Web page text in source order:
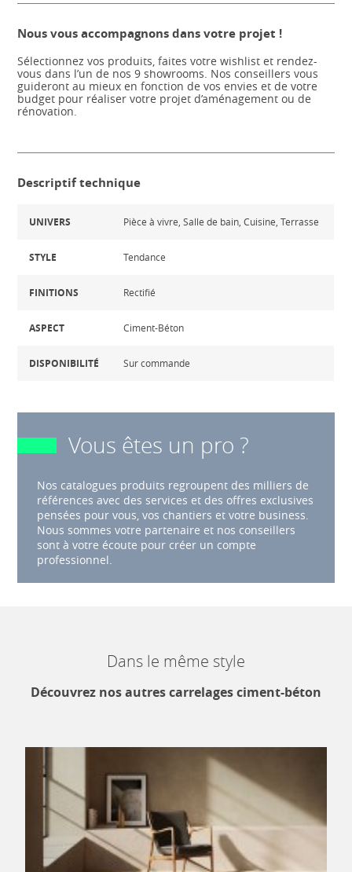
Nous vous accompagnons dans votre projet !
Sélectionnez vos produits, faites votre wishlist et rendez-
vous dans l’un de nos 9 showrooms. Nos conseillers vous
guideront au mieux en fonction de vos envies et de votre
budget pour réaliser votre projet d’aménagement ou de
rénovation.
Descriptif technique
UNIVERS Pièce à vivre, Salle de bain, Cuisine, Terrasse
STYLE Tendance
FINITIONS Rectifié
ASPECT Ciment-Béton
DISPONIBILITÉ Sur commande
Vous êtes un pro ?
Nos catalogues produits regroupent des milliers de
références avec des services et des offres exclusives
pensées pour vous, vos chantiers et votre business.
Nous sommes votre partenaire et nos conseillers
sont à votre écoute pour créer un compte
professionnel.
Dans le même style
Découvrez nos autres carrelages ciment-béton